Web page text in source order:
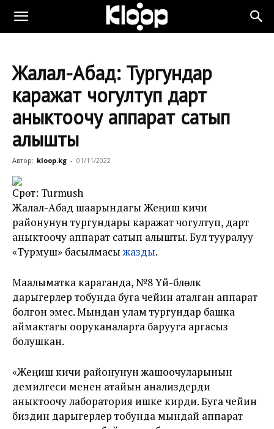
Жалал-Абад: Тургундар
каражат чогултуп дарт
аныктоочу аппарат сатып
алышты
Автор: kloop.kg - 01/11/2022
Сүрөт: Turmush
Жалал-Абад шаарындагы Жеңиш кичи
районунун тургундары каражат чогултуп, дарт
аныктоочу аппарат сатып алышты. Бул тууралуу
«Турмуш» басылмасыжазды.
Маалыматка караганда, №8 Үй-бүлөлүк
дарыгерлер тобунда буга чейин аталган аппарат
болгон эмес. Мындан улам тургундар башка
аймактагы ооруканаларга барууга аргасыз
болушкан.
«Жеңиш кичи районунун жашоочуларынын
демилгеси менен атайын анализдерди
аныктоочу лаборатория ишке кирди. Буга чейин
биздин дарыгерлер тобунда мындай аппарат